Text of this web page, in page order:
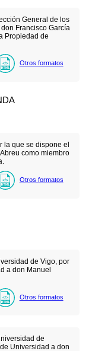
General de los
Francisco García
Propiedad de
Otros formatos
la que se dispone el
como miembro
Otros formatos
de Vigo, por
a don Manuel
Otros formatos
de
Universidad a don